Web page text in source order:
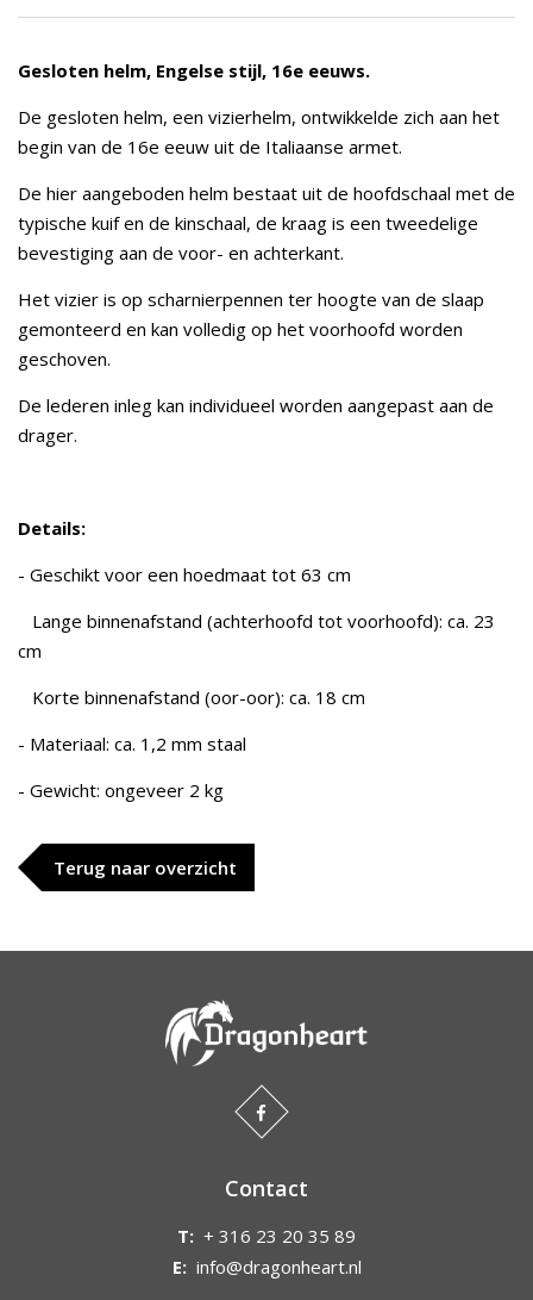
Gesloten helm, Engelse stijl, 16e eeuws.
De gesloten helm, een vizierhelm, ontwikkelde zich aan het
begin van de 16e eeuw uit de Italiaanse armet.
De hier aangeboden helm bestaat uit de hoofdschaal met de
typische kuif en de kinschaal, de kraag is een tweedelige
bevestiging aan de voor- en achterkant.
Het vizier is op scharnierpennen ter hoogte van de slaap
gemonteerd en kan volledig op het voorhoofd worden
geschoven.
De lederen inleg kan individueel worden aangepast aan de
drager.
Details:
- Geschikt voor een hoedmaat tot 63 cm
Lange binnenafstand (achterhoofd tot voorhoofd): ca. 23
cm
Korte binnenafstand (oor-oor): ca. 18 cm
- Materiaal: ca. 1,2 mm staal
- Gewicht: ongeveer 2 kg
Terug naar overzicht
Contact
T: + 316 23 20 35 89
E: info@dragonheart.nl